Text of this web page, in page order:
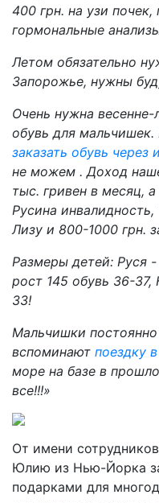
400 грн. на узи
гормональные
Летом обязательно
Запорожье, нужны
Очень нужна
обувь для
заказать обувь через
не можем . Доход
тыс. гривен в месяц,
Русина
Лизу и 800-1000 грн.
Размеры детей: Руся
рост 145 обувь 36-
33!
Мальчишки
вспоминают поездку
море на базе в
все!!!»
От имени
Юлию из Нью-Йорка
подарками для